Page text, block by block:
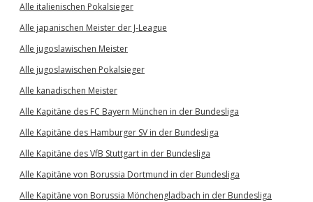
Alle italienischen Pokalsieger
Alle japanischen Meister der J-League
Alle jugoslawischen Meister
Alle jugoslawischen Pokalsieger
Alle kanadischen Meister
Alle Kapitäne des FC Bayern München in der Bundesliga
Alle Kapitäne des Hamburger SV in der Bundesliga
Alle Kapitäne des VfB Stuttgart in der Bundesliga
Alle Kapitäne von Borussia Dortmund in der Bundesliga
Alle Kapitäne von Borussia Mönchengladbach in der Bundesliga